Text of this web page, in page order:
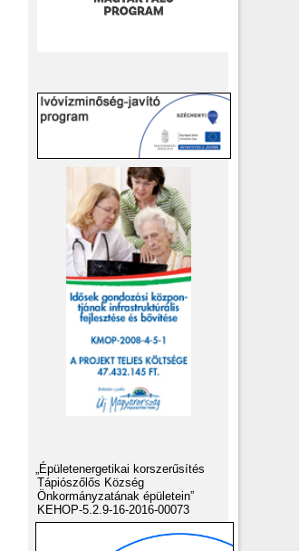
„Épületenergetikai korszerűsítés
Tápiószőlős Község
Önkormányzatának épületein”
KEHOP-5.2.9-16-2016-00073